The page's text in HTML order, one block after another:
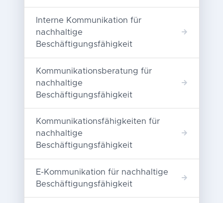
Interne Kommunikation für
nachhaltige
Beschäftigungsfähigkeit
Kommunikationsberatung für
nachhaltige
Beschäftigungsfähigkeit
Kommunikationsfähigkeiten für
nachhaltige
Beschäftigungsfähigkeit
E-Kommunikation für nachhaltige
Beschäftigungsfähigkeit